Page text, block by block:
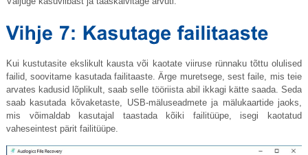
Kui kustutasite ekslikult kausta või kaotate viiruse rünnaku tõttu olulised
failid, soovitame kasutada failitaaste. Ärge muretsege, sest faile, mis teie
arvates kadusid lõplikult, saab selle tööriista abil ikkagi kätte saada. Seda
saab kasutada kõvaketaste, USB-mäluseadmete ja mälukaartide jaoks,
mis võimaldab kasutajal taastada kõiki failitüüpe, isegi kaotatud
vaheseintest pärit failitüüpe.